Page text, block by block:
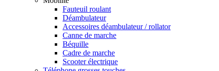
Fauteuil roulant
Déambulateur
Accessoires déambulateur / rollator
Canne de marche
Béquille
Cadre de marche
Scooter électrique